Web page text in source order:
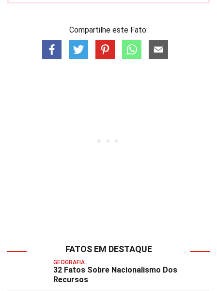
Compartilhe este Fato:
FATOS EM DESTAQUE
GEOGRAFIA
32 Fatos Sobre Nacionalismo Dos
Recursos